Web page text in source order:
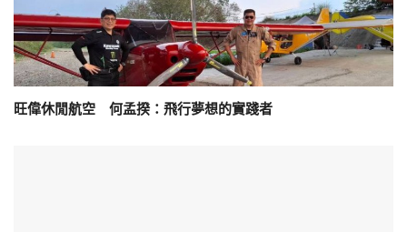
旺偉休閒航空 何孟揆：飛行夢想的實踐者